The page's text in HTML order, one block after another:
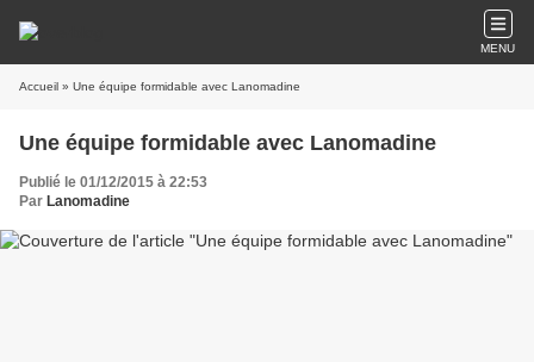
MENU
Accueil » Une équipe formidable avec Lanomadine
Une équipe formidable avec Lanomadine
Publié le 01/12/2015 à 22:53
Par Lanomadine